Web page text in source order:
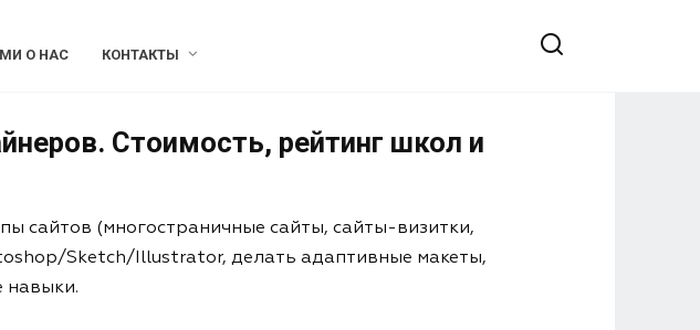
О НАС КОНТАКТЫ
Стоимость, рейтинг школ и
сайтов (многостраничные сайты, сайты-визитки,
Sketch/Illustrator, делать адаптивные макеты,
навыки.